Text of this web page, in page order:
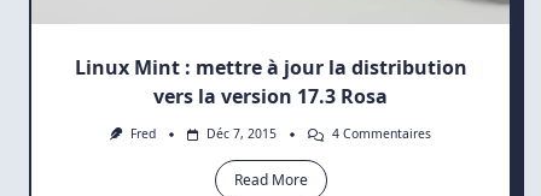
Linux Mint : mettre à jour la distribution
vers la version 17.3 Rosa
Fred Déc 7, 2015 4 CommentairesSur
Read More